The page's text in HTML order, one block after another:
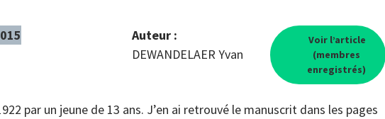
Auteur :
DEWANDELAER Yvan
Voir l’article
(membres
enregistrés)
par un jeune de 13 ans. J’en ai retrouvé le manuscrit dans les pages